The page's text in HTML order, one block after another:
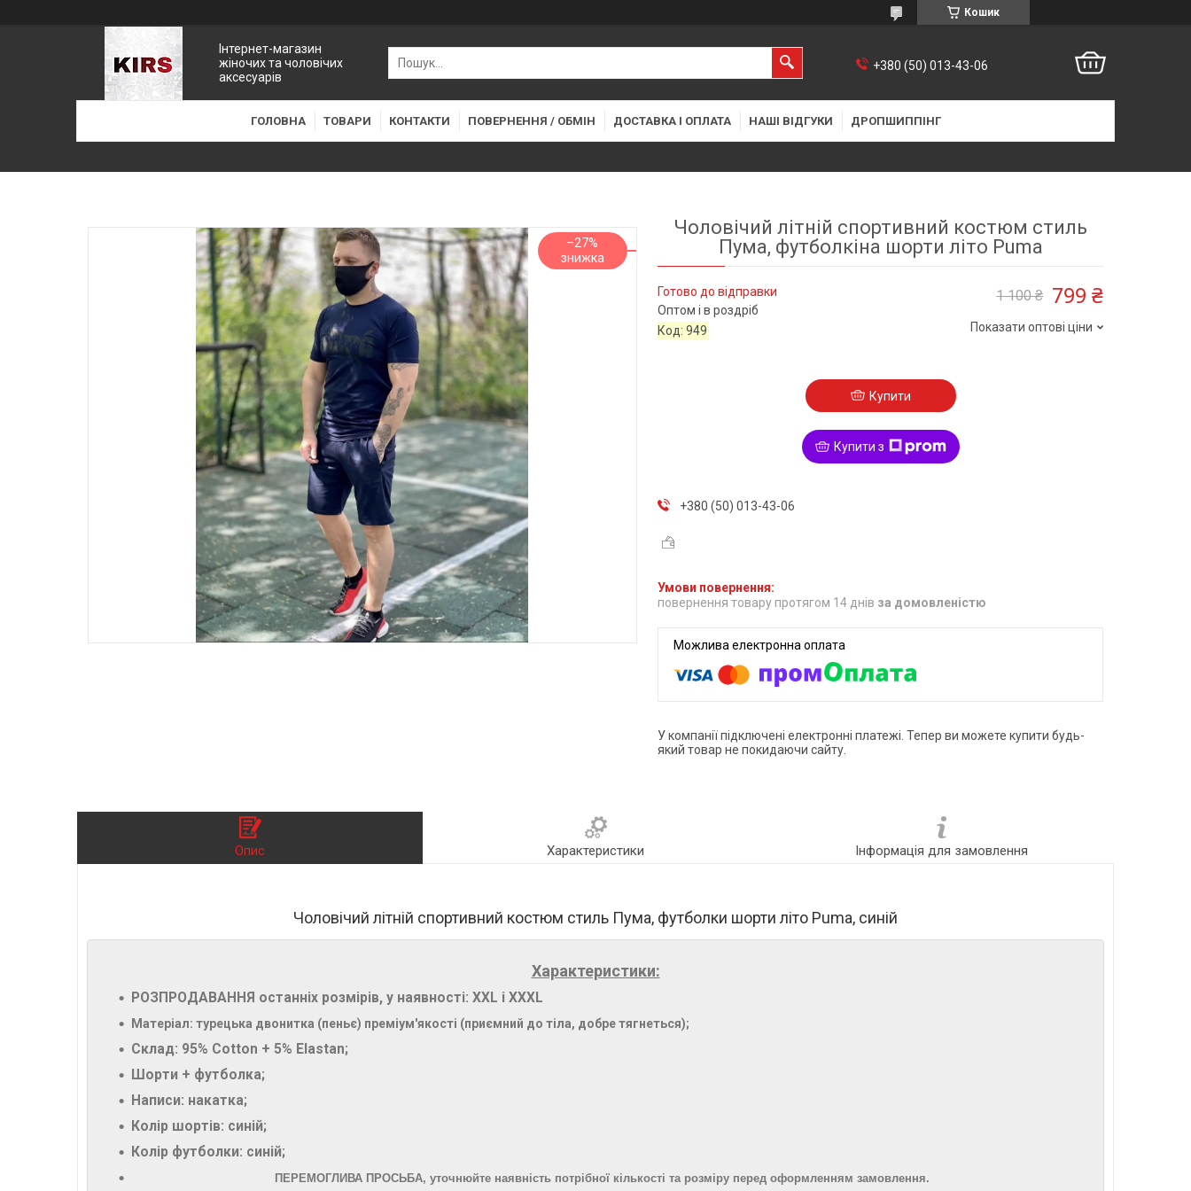
Кошик
Інтернет-магазин
жіночих та чоловічих
аксесуарів
+380 (50) 013-43-06
ГОЛОВНА ТОВАРИ КОНТАКТИ ПОВЕРНЕННЯ / ОБМІН ДОСТАВКА І ОПЛАТА НАШІ ВІДГУКИ ДРОПШИППІНГ
–27%
Чоловічий літній спортивний костюм стиль
Пума, футболкіна шорти літо Puma
Готово до відправки
Оптом і в роздріб
Код:949
1 100 ₴ 799 ₴
Показати оптові ціни
Купити
Купити з
+380 (50) 013-43-06
повернення товару протягом 14 днів за домовленістю
У компанії підключені електронні платежі. Тепер ви можете купити будь-
який товар не покидаючи сайту.
Опис Характеристики Інформація для замовлення
Чоловічий літній спортивний костюм стиль Пума, футболки шорти літо Puma, синій
Характеристики:
РОЗПРОДАВАННЯ останніх розмірів, у наявності: XXL і XXXL
Матеріал: турецька двонитка (пеньє) преміум'якості (приємний до тіла, добре тягнеться);
Склад: 95% Cotton + 5% Elastan;
Шорти + футболка;
Написи: накатка;
Колір шортів: синій;
Колір футболки: синій;
ПЕРЕМОГЛИВА ПРОСЬБА, уточнюйте наявність потрібної кількості та розміру перед оформленням замовлення.